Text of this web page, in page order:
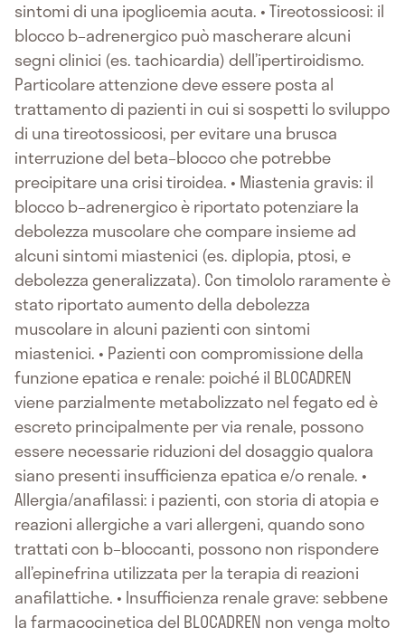
sintomi di una ipoglicemia acuta. • Tireotossicosi: il
blocco b–adrenergico può mascherare alcuni
segni clinici (es. tachicardia) dell’ipertiroidismo.
Particolare attenzione deve essere posta al
trattamento di pazienti in cui si sospetti lo sviluppo
di una tireotossicosi, per evitare una brusca
interruzione del beta–blocco che potrebbe
precipitare una crisi tiroidea. • Miastenia gravis: il
blocco b–adrenergico è riportato potenziare la
debolezza muscolare che compare insieme ad
alcuni sintomi miastenici (es. diplopia, ptosi, e
debolezza generalizzata). Con timololo raramente è
stato riportato aumento della debolezza
muscolare in alcuni pazienti con sintomi
miastenici. • Pazienti con compromissione della
funzione epatica e renale: poiché il BLOCADREN
viene parzialmente metabolizzato nel fegato ed è
escreto principalmente per via renale, possono
essere necessarie riduzioni del dosaggio qualora
siano presenti insufficienza epatica e/o renale. •
Allergia/anafilassi: i pazienti, con storia di atopia e
reazioni allergiche a vari allergeni, quando sono
trattati con b–bloccanti, possono non rispondere
all’epinefrina utilizzata per la terapia di reazioni
anafilattiche. • Insufficienza renale grave: sebbene
la farmacocinetica del BLOCADREN non venga molto